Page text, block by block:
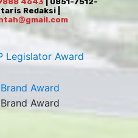
Redaksi |